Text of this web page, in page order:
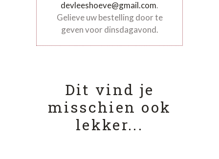
devleeshoeve@gmail.com.
Gelieve uw bestelling door te
geven voor dinsdagavond.
Dit vind je
misschien ook
lekker...